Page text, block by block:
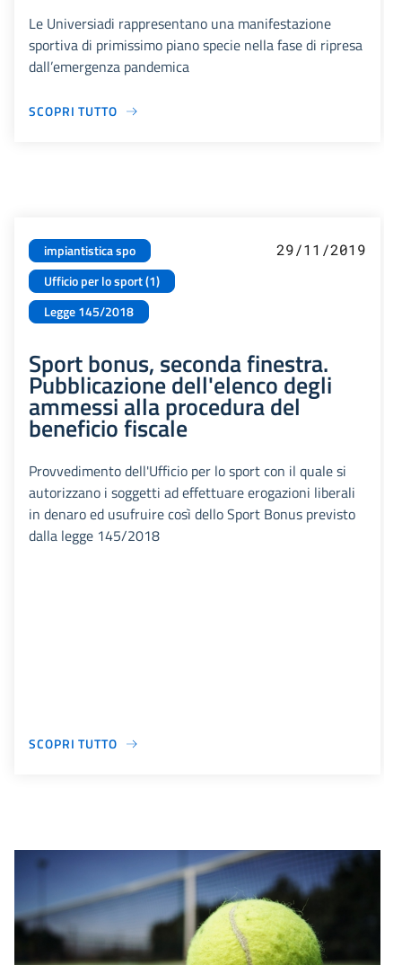
Le Universiadi rappresentano una manifestazione
sportiva di primissimo piano specie nella fase di ripresa
dall’emergenza pandemica
SCOPRI TUTTO
impiantistica spo
Ufficio per lo sport (1)
Legge 145/2018
29/11/2019
Sport bonus, seconda finestra.
Pubblicazione dell'elenco degli
ammessi alla procedura del
beneficio fiscale
Provvedimento dell'Ufficio per lo sport con il quale si
autorizzano i soggetti ad effettuare erogazioni liberali
in denaro ed usufruire così dello Sport Bonus previsto
dalla legge 145/2018
SCOPRI TUTTO